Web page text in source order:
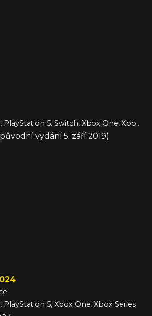
PC, PlayStation 4, PlayStation 5, Switch, Xbox One, Xbox Series
vydání 5. září 2019)
PlayStation 5, Xbox One, Xbox Series